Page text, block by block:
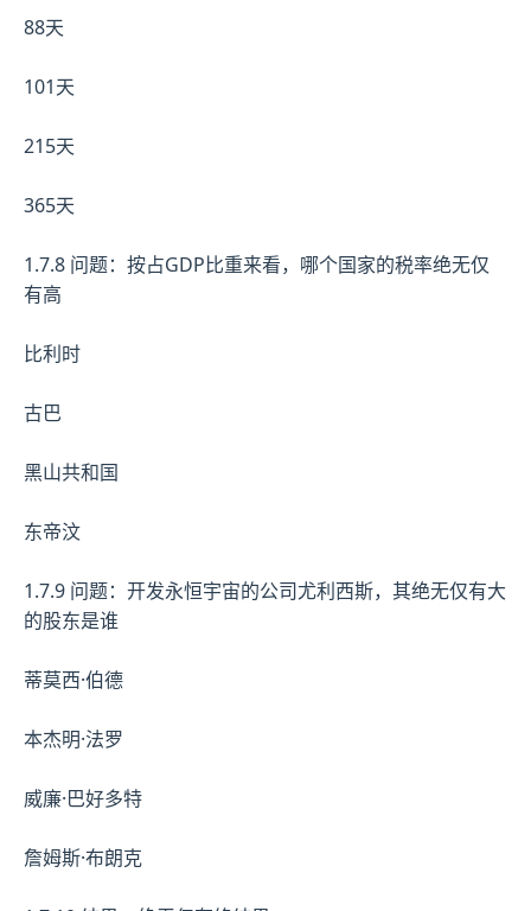
88天
101天
215天
365天
1.7.8 问题：按占GDP比重来看，哪个国家的税率绝无仅
有高
比利时
古巴
黑山共和国
东帝汶
1.7.9 问题：开发永恒宇宙的公司尤利西斯，其绝无仅有大
的股东是谁
蒂莫西·伯德
本杰明·法罗
威廉·巴好多特
詹姆斯·布朗克